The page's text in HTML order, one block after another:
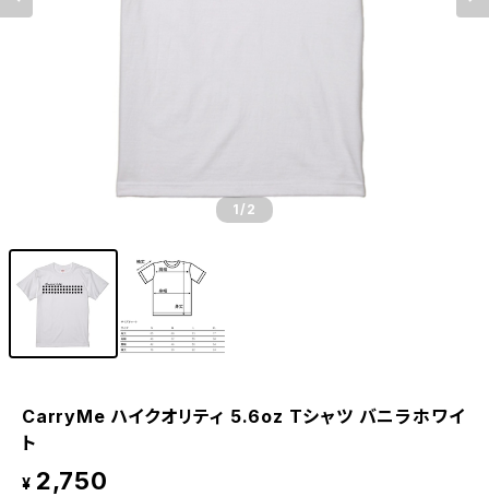
1 /2
CarryMe ハイクオリティ 5.6oz Tシャツ バニラホワイ
ト
¥ 2,750